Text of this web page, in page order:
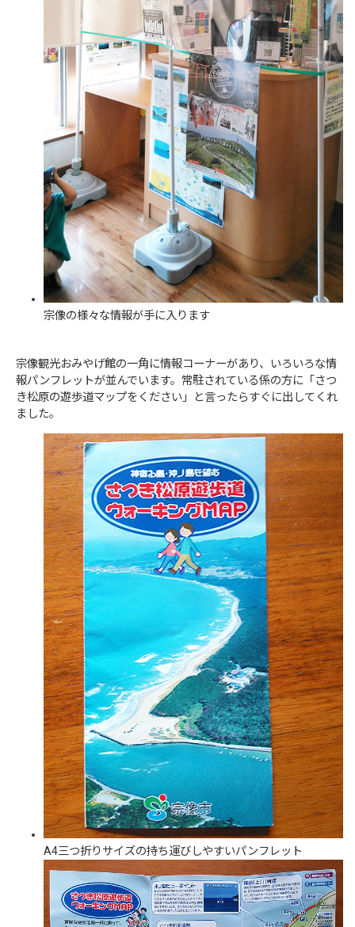
宗像の様々な情報が手に入ります
宗像観光おみやげ館の一角に情報コーナーがあり、いろいろな情
報パンフレットが並んでいます。常駐されている係の方に「さつ
き松原の遊歩道マップをください」と言ったらすぐに出してくれ
ました。
A4三つ折りサイズの持ち運びしやすいパンフレット